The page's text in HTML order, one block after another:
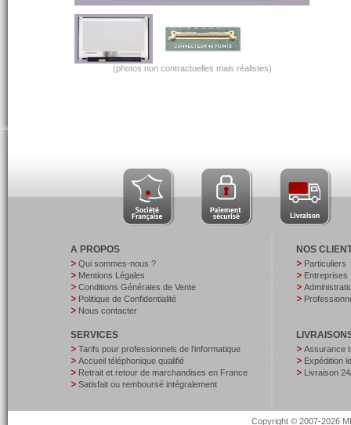
(photos non contractuelles mais réalistes)
A PROPOS
Qui sommes-nous ?
Mentions Légales
Conditions Générales de Vente
Politique de Confidentialité
Nous contacter
SERVICES
Tarifs pour professionnels de l’informatique
Accueil téléphonique qualifié
Retrait et retour de marchandises en France
Satisfait ou remboursé intégralement
NOS
Particuliers
Entreprises
Assurance
Expédition
Livraison
Copyright © 2007-2026